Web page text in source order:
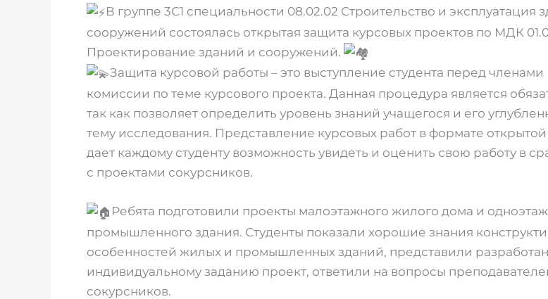
В группе 3С1 специальности 08.02.02 Строительство и эксплуатация
сооружений состоялась открытая защита курсовых проектов по МДК
Проектирование зданий и сооружений.
Защита курсовой работы – это выступление студента перед членами
комиссии по теме курсового проекта. Данная процедура является
так как позволяет определить уровень знаний учащегося и его
тему исследования. Представление курсовых работ в формате
дает каждому студенту возможность увидеть и оценить свою работу в
с проектами сокурсников.
Ребята подготовили проекты малоэтажного жилого дома и
промышленного здания. Студенты показали хорошие знания
особенностей жилых и промышленных зданий, представили
индивидуальному заданию проект, ответили на вопросы
сокурсников.